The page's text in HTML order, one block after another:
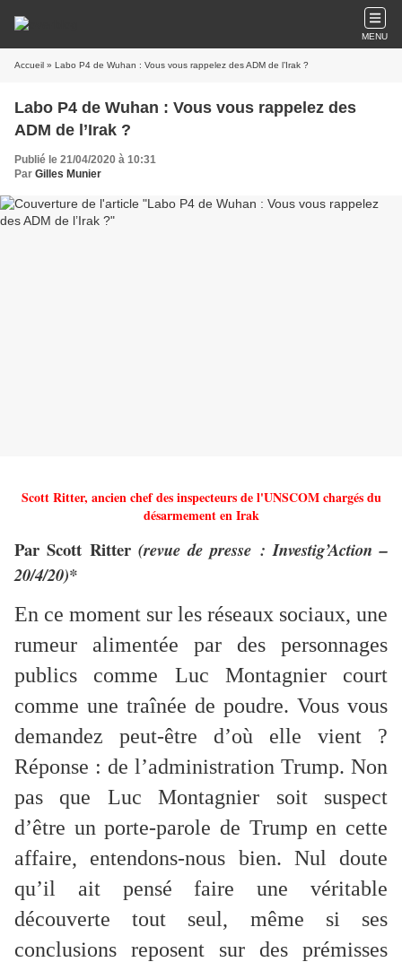
MENU
Accueil » Labo P4 de Wuhan : Vous vous rappelez des ADM de l’Irak ?
Labo P4 de Wuhan : Vous vous rappelez des
ADM de l’Irak ?
Publié le 21/04/2020 à 10:31
Par Gilles Munier
Scott Ritter, ancien chef des inspecteurs de l'UNSCOM chargés du
désarmement en Irak
Par Scott Ritter (revue de presse : Investig’Action –
20/4/20)*
En ce moment sur les réseaux sociaux, une
rumeur alimentée par des personnages
publics comme Luc Montagnier court
comme une traînée de poudre. Vous vous
demandez peut-être d’où elle vient ?
Réponse : de l’administration Trump. Non
pas que Luc Montagnier soit suspect
d’être un porte-parole de Trump en cette
affaire, entendons-nous bien. Nul doute
qu’il ait pensé faire une véritable
découverte tout seul, même si ses
conclusions reposent sur des prémisses